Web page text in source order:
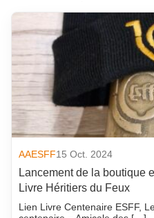
AAESFF15 Oct. 2024
Lancement de la boutique
Livre Héritiers du Feux
Lien Livre Centenaire ESFF,